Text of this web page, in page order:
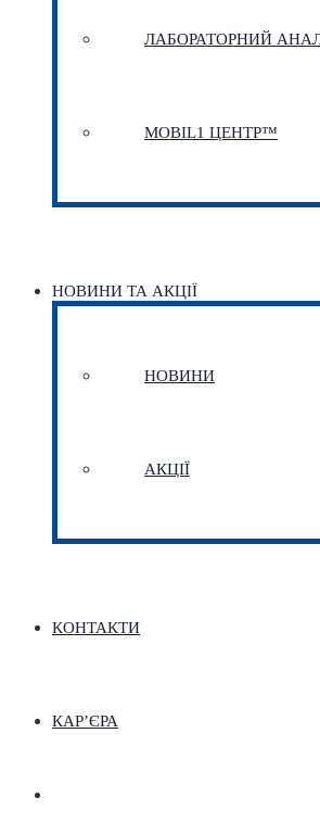
ЛАБОРАТОРНИЙ
MOBIL1 ЦЕНТР™​
НОВИНИ ТА АКЦІЇ
НОВИНИ
АКЦІЇ
КОНТАКТИ
КАР’ЄРА